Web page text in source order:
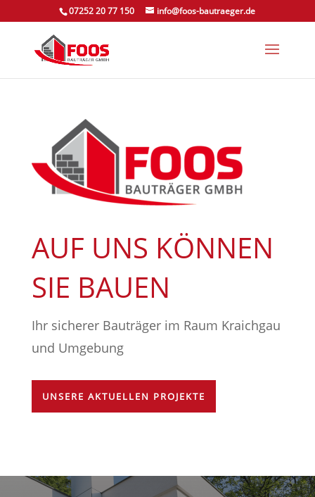
07252 20 77 150 info@foos-bautraeger.de
AUF UNS KÖNNEN
SIE BAUEN
Ihr sicherer Bauträger im Raum Kraichgau
und Umgebung
UNSERE AKTUELLEN PROJEKTE